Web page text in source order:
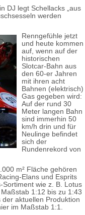
DJ legt Schellacks „aus
werden
Renngefühle jetzt
und heute kommen
auf, wenn auf der
historischen
Slotcar-Bahn aus
den 60-er Jahren
mit ihren acht
Bahnen (elektrisch)
Gas gegeben wird:
Auf der rund 30
Meter langen Bahn
sind immerhin 50
km/h drin und für
Neulinge befindet
sich der
Rundenrekord von
m² Fläche gehören
Elans und Esprits
wie z. B. Lotus
1:12 bis zu 1:43
der aktuellen Produktion
im Maßstab 1:1.